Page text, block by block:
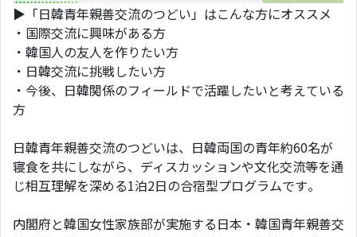
▶「日韓青年親善交流のつどい」はこんな方にオススメ
・国際交流に興味がある方
・韓国人の友人を作りたい方
・日韓交流に挑戦したい方
・今後、日韓関係のフィールドで活躍したいと考えている
方
日韓青年親善交流のつどいは、日韓両国の青年約60名が
寝食を共にしながら、ディスカッションや文化交流等を通
じ相互理解を深める1泊2日の合宿型プログラムです。
内閣府と韓国女性家族部が実施する日本・韓国青年親善交